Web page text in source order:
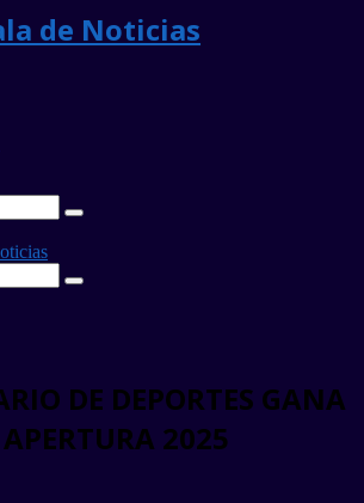
Search
Search
DE DEPORTES GANA
2025